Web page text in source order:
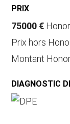
PRIX
75000 €
Prix hors
Montant
DIAGNOSTIC